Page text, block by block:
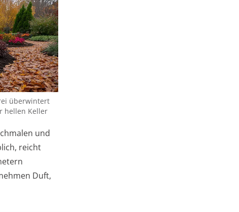
überwintert
hellen Keller
und
reicht
Duft,